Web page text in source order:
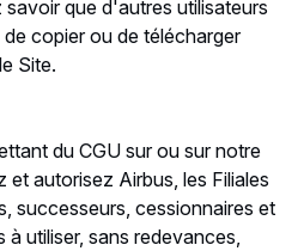
que d'autres utilisateurs
copier ou de télécharger
Site.
du CGU sur ou sur notre
et autorisez Airbus, les Filiales
successeurs, cessionnaires et
utiliser, sans redevances,